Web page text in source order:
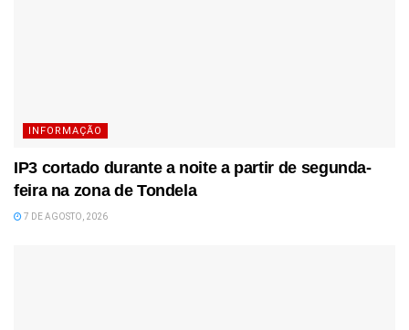
INFORMAÇÃO
IP3 cortado durante a noite a partir de segunda-
feira na zona de Tondela
7 DE AGOSTO, 2026